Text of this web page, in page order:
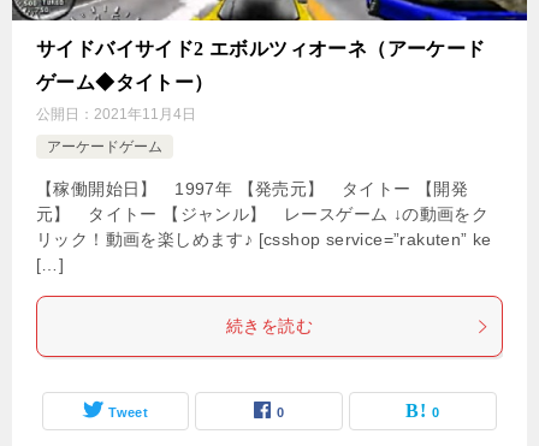
サイドバイサイド2 エボルツィオーネ（アーケード
ゲーム◆タイトー）
公開日： 2021年11月4日
アーケードゲーム
【稼働開始日】 1997年 【発売元】 タイトー 【開発
元】 タイトー 【ジャンル】 レースゲーム ↓の動画をク
リック！動画を楽しめます♪ [csshop service=”rakuten” ke
[…]
続きを読む
Tweet 0 0